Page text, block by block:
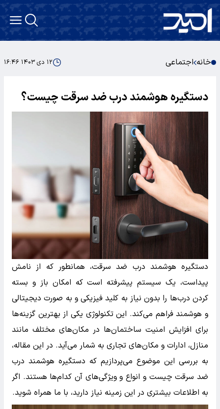
خانه اجتماعی ۱۲ دی ۱۴۰۳ ۱۶:۴۶
دستگیره هوشمند درب ضد سرقت چیست؟
دستگیره هوشمند درب ضد سرقت، همانطور که از نامش
پیداست، یک سیستم پیشرفته است که امکان باز و بسته
کردن درب‌ها را بدون نیاز به کلید فیزیکی و به صورت دیجیتالی
و هوشمند فراهم می‌کند. این تکنولوژی یکی از بهترین گزینه‌ها
برای افزایش امنیت ساختمان‌ها در مکان‌های مختلف مانند
منازل، ادارات و مکان‌های تجاری به شمار می‌آید. در این مقاله،
به بررسی این موضوع می‌پردازیم که دستگیره هوشمند درب
ضد سرقت چیست و انواع و ویژگی‌های آن کدام‌ها هستند. اگر
به اطلاعات بیشتری در این زمینه نیاز دارید، با ما همراه شوید.